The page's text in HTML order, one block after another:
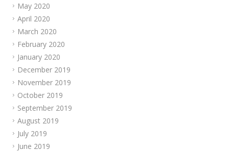
May 2020
April 2020
March 2020
February 2020
January 2020
December 2019
November 2019
October 2019
September 2019
August 2019
July 2019
June 2019